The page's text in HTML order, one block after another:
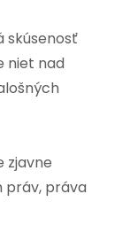
skúsenosť
niet nad
zjavne
práv, práva